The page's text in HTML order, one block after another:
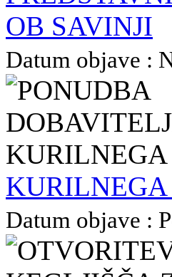
OB SAVINJI
Datum objave :
KURILNEGA
Datum objave :